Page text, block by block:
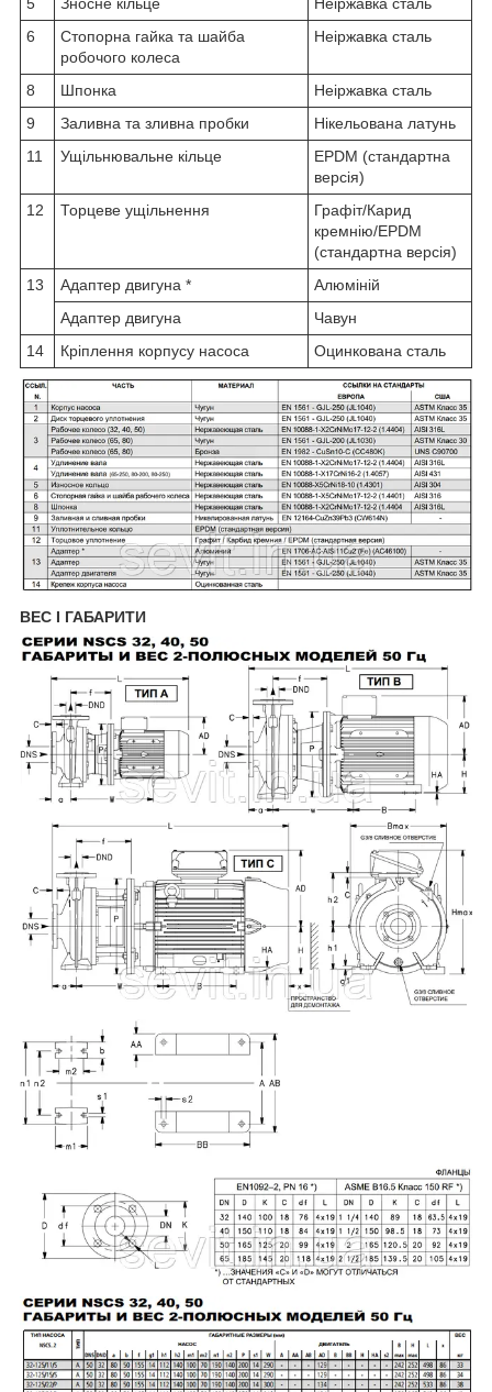
6
Стопорна гайка та шайба
робочого колеса
Неіржавка сталь
8 Шпонка
Неіржавка сталь
9
Заливна та зливна пробки
Нікельована латунь
11
Ущільнювальне кільце
EPDM (стандартна
версія)
12
Торцеве ущільнення
Графіт/Карид
кремнію/EPDM
(стандартна версія)
13
Адаптер двигуна *
Алюміній
Адаптер двигуна
Чавун
14
Кріплення корпусу насоса Оцинкована сталь
ВЕС І ГАБАРИТИ